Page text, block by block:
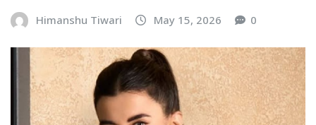
Himanshu Tiwari May 15, 2026 0